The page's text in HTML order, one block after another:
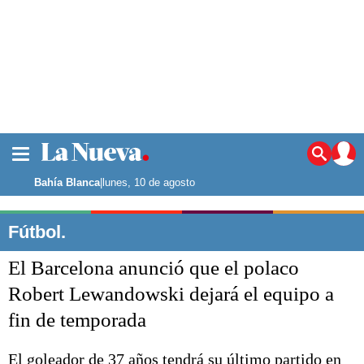
Noticias
La ciudad
Punta Alta
El mundo
Seguridad
Opinión
Liga del Sur
Bahía Blanca|lunes, 10 de agosto
Fútbol.
El Barcelona anunció que el polaco
Robert Lewandowski dejará el equipo a
fin de temporada
El goleador de 37 años tendrá su último partido en